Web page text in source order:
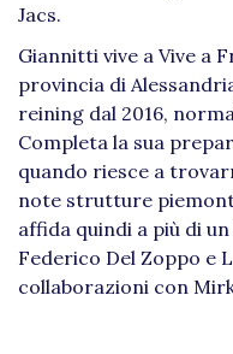
Jacs.
Giannitti vive a Vive a
provincia di
reining dal 2016,
Completa la sua
quando riesce a
note strutture
affida quindi a più di
Federico Del Zoppo e
collaborazioni con